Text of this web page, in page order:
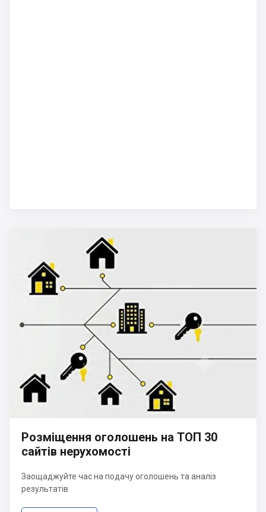
Розміщення оголошень на ТОП 30
сайтів нерухомості
Заощаджуйте час на подачу оголошень та аналіз
результатів